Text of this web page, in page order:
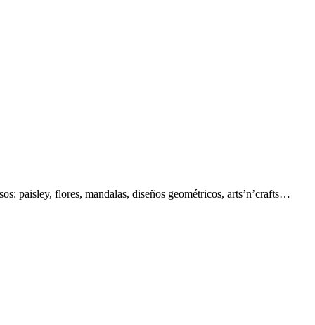
paisley, flores, mandalas, diseños geométricos, arts’n’crafts…